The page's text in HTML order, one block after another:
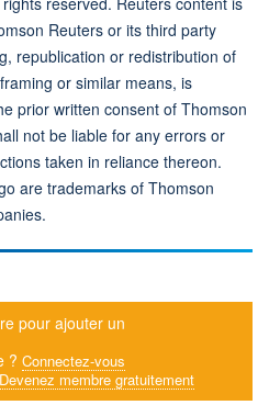
Reuters or its third party
republication or redistribution of
or similar means, is
prior written consent of Thomson
not be liable for any errors or
taken in reliance thereon.
are trademarks of Thomson
pour ajouter un
? Connectez-vous
Devenez membre gratuitement